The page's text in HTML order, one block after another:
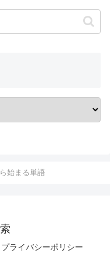
始まる単語
プライバシーポリシー